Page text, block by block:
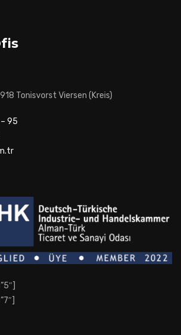
Tonisvorst Viersen (Kreis)
95